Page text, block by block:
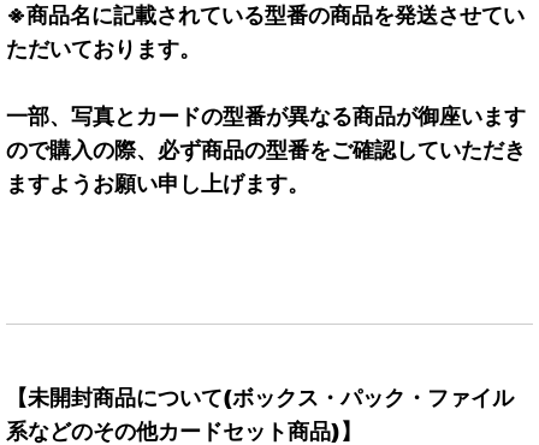
※商品名に記載されている型番の商品を発送させてい
ただいております。
一部、写真とカードの型番が異なる商品が御座います
ので購入の際、必ず商品の型番をご確認していただき
ますようお願い申し上げます。
【未開封商品について(ボックス・パック・ファイル
系などのその他カードセット商品)】